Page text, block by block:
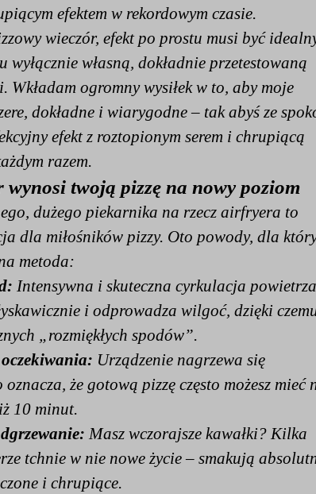
efektem w rekordowym czasie.
wieczór, efekt po prostu musi być
wyłącznie własną, dokładnie przetestowaną
Wkładam ogromny wysiłek w to, aby moje
dokładne i wiarygodne – tak abyś ze
efekt z roztopionym serem i chrupiącą
razem.
twoją pizzę na nowy poziom
dużego piekarnika na rzecz airfryera to
dla miłośników pizzy. Oto powody, dla
metoda:
Intensywna i skuteczna cyrkulacja powietrza
i odprowadza wilgoć, dzięki
„rozmiękłych spodów”.
Urządzenie nagrzewa się
że gotową pizzę często możesz mieć
10 minut.
Masz wczorajsze kawałki? Kilka
tchnie w nie nowe życie – smakują
i chrupiące.